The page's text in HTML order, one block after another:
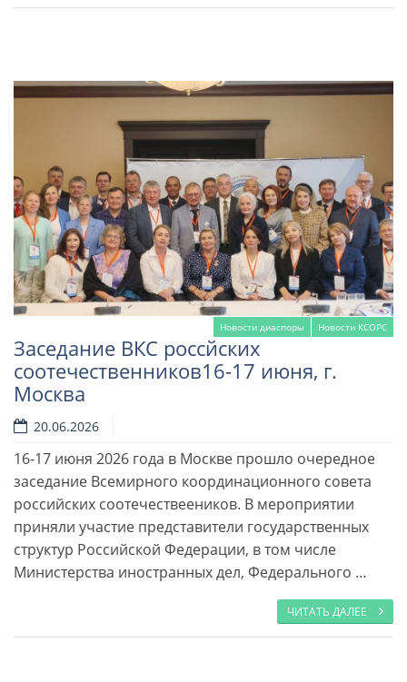
Новости диаспоры Новости КСОРС
Читать далее
Заседание ВКС россйских
соотечественников16-17 июня, г.
Москва
20.06.2026
16-17 июня 2026 года в Москве прошло очередное
заседание Всемирного координационного совета
российских соотечествееников. В мероприятии
приняли участие представители государственных
структур Российской Федерации, в том числе
Министерства иностранных дел, Федерального …
ЧИТАТЬ ДАЛЕЕ